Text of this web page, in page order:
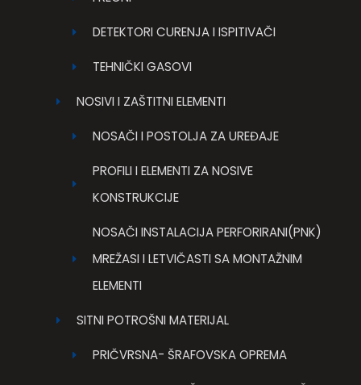
DETEKTORI CURENJA I ISPITIVAČI
TEHNIČKI GASOVI
NOSIVI I ZAŠTITNI ELEMENTI
NOSAČI I POSTOLJA ZA UREĐAJE
PROFILI I ELEMENTI ZA NOSIVE
KONSTRUKCIJE
NOSAČI INSTALACIJA PERFORIRANI(PNK)
MREŽASI I LETVIČASTI SA MONTAŽNIM
ELEMENTI
SITNI POTROŠNI MATERIJAL
PRIČVRSNA- ŠRAFOVSKA OPREMA